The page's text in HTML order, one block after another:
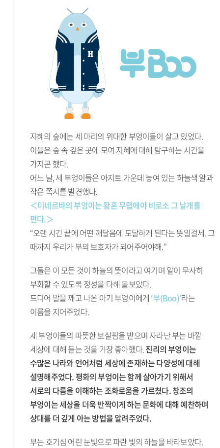
지혜의 숲에는 세 마리의 위대한 부엉이들이 살고 있었다.
이들은 숲 속 깊은 곳에 모여 지혜에 대해 탐구하는 시간을
가지곤 했다.
어느 날, 세 부엉이들은 아지트 가운데 놓여 있는 하늘색 알과
작은 쪽지를 발견했다.
＜미네르바의 부엉이는 황혼 무렵에야 비로소 그 날개를
편다.＞
“오랜 시간 끝에 어떤 깨달음에 도달하게 된다는 뜻일걸세. 그
때까지 우리가 부의 보호자가 되어주어야해.”
그들은 이 모든 것이 하늘의 뜻이라고 여기며 알이 무사히
부화할 수 있도록 정성을 다해 돌보았다.
드디어 알을 깨고 나온 아기 부엉이에게 ‘부(Boo)’라는
이름을 지어주었다.
세 부엉이들의 따뜻한 보살핌을 받으며 자라난 부는 바깥
세상에 대해 듣는 것을 가장 좋아했다. 진리의 부엉이는
수많은 나라와 언어처럼 세상에 존재하는 다양성에 대해
설명해주었다. 평화의 부엉이는 함께 살아가기 위해서
서로의 다름을 이해하는 조화로움을 가르쳤다. 창조의
부엉이는 세상을 더욱 반짝이게 하는 문화에 대해 예찬하며
상대를 더 깊게 아는 방법을 알려주었다.
부는 호기심 어린 눈빛으로 파란 빛의 하늘을 바라보았다.